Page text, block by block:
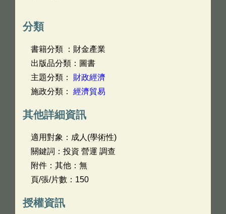
分類
書籍分類 ：財金產業
出版品分類：圖書
主題分類： 財政經濟
施政分類： 經濟貿易
其他詳細資訊
適用對象：成人(學術性)
關鍵詞：投資 營運 調查
附件：其他：無
頁/張/片數：150
授權資訊